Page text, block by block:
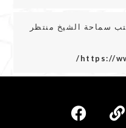
سماحة الشيخ منتظر
https://